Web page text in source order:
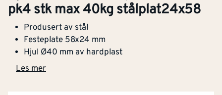
pk4 stk max 40kg stålplat24x58
Produsert av stål
Festeplate 58x24 mm
Hjul Ø40 mm av hardplast
Les mer